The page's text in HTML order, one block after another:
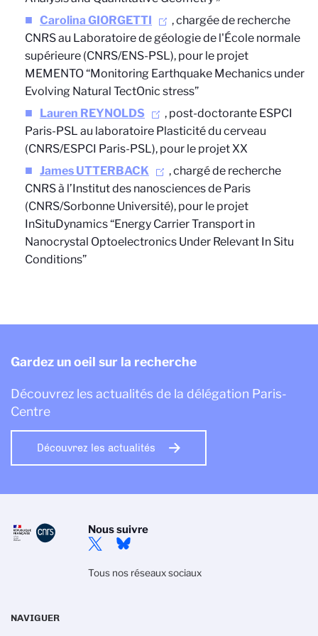
Carolina GIORGETTI
, chargée de recherche
CNRS au Laboratoire de géologie de l'École normale
supérieure (CNRS/ENS-PSL), pour le projet
MEMENTO “Monitoring Earthquake Mechanics under
Evolving Natural TectOnic stress”
Lauren REYNOLDS
, post-doctorante ESPCI
Paris-PSL au laboratoire Plasticité du cerveau
(CNRS/ESPCI Paris-PSL), pour le projet XX
James UTTERBACK
, chargé de recherche
CNRS à l’Institut des nanosciences de Paris
(CNRS/Sorbonne Université), pour le projet
InSituDynamics “Energy Carrier Transport in
Nanocrystal Optoelectronics Under Relevant In Situ
Conditions”
Gardez un oeil sur la recherche
Découvrez les actualités de la délégation Paris-
Centre
Découvrez les actualités
Nous suivre
Tous nos réseaux sociaux
NAVIGUER